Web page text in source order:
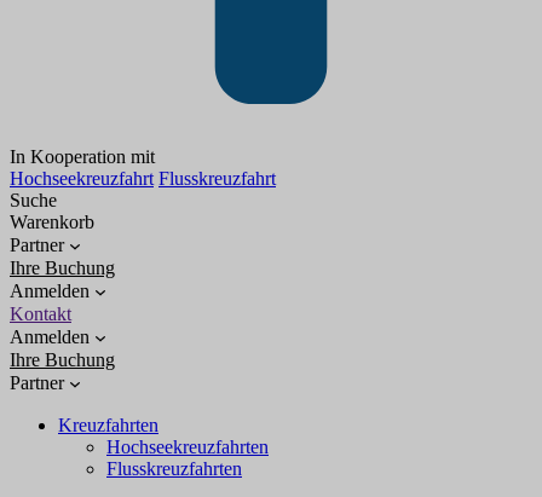
In Kooperation mit
Hochseekreuzfahrt Flusskreuzfahrt
Suche
Warenkorb
Partner
Ihre Buchung
Anmelden
Kontakt
Anmelden
Ihre Buchung
Partner
Kreuzfahrten
Hochseekreuzfahrten
Flusskreuzfahrten